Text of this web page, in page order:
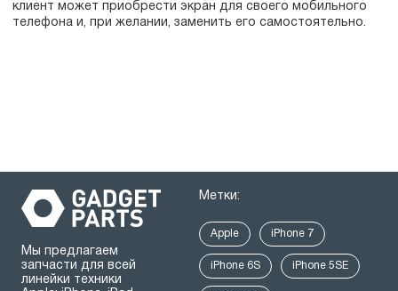
клиент может приобрести экран для своего мобильного
телефона и, при желании, заменить его самостоятельно.
Мы предлагаем
запчасти для всей
линейки техники
Метки:
Apple iPhone 7
iPhone 6S iPhone 5SE